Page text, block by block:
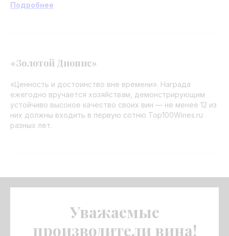
Подробнее
«Золотой Дионис»
«Ценность и достоинство вне времени». Награда
ежегодно вручается хозяйствам, демонстрирующим
устойчиво высокое качество своих вин — не менее 12 из
них должны входить в первую сотню Top100Wines.ru
разных лет.
Уважаемые
производители вина!